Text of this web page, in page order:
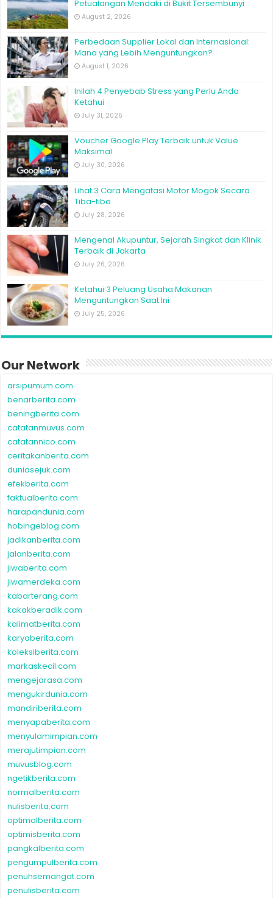
Petualangan Mendaki di Bukit Tersembunyi
August 2, 2026
Perbedaan Supplier Lokal dan Internasional:
Mana yang Lebih Menguntungkan?
August 1, 2026
Inilah 4 Penyebab Stress yang Perlu Anda
Ketahui
July 31, 2026
Voucher Google Play Terbaik untuk Value
Maksimal
July 30, 2026
Lihat 3 Cara Mengatasi Motor Mogok Secara
Tiba-tiba
July 28, 2026
Mengenal Akupuntur, Sejarah Singkat dan Klinik
Terbaik di Jakarta
July 26, 2026
Ketahui 3 Peluang Usaha Makanan
Menguntungkan Saat Ini
July 25, 2026
Our Network
arsipumum.com
benarberita.com
beningberita.com
catatanmuvus.com
catatannico.com
ceritakanberita.com
duniasejuk.com
efekberita.com
faktualberita.com
harapandunia.com
hobingeblog.com
jadikanberita.com
jalanberita.com
jiwaberita.com
jiwamerdeka.com
kabarterang.com
kakakberadik.com
kalimatberita.com
karyaberita.com
koleksiberita.com
markaskecil.com
mengejarasa.com
mengukirdunia.com
mandiriberita.com
menyapaberita.com
menyulamimpian.com
merajutimpian.com
muvusblog.com
ngetikberita.com
normalberita.com
nulisberita.com
optimalberita.com
optimisberita.com
pangkalberita.com
pengumpulberita.com
penuhsemangat.com
penulisberita.com